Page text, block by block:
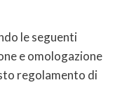
le seguenti
e omologazione
regolamento di